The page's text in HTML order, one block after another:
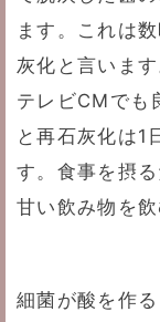
ます。これは
灰化と言いま
テレビCMでも
と再石灰化は1
す。食事を摂
甘い飲み物を
細菌が酸を作